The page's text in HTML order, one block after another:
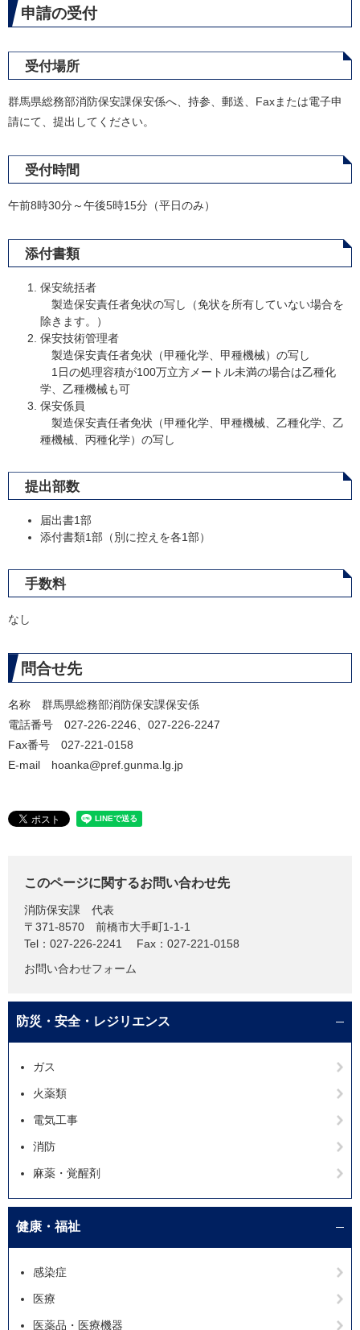
申請の受付
受付場所
群馬県総務部消防保安課保安係へ、持参、郵送、Faxまたは電子申
請にて、提出してください。
受付時間
午前8時30分～午後5時15分（平日のみ）
添付書類
保安統括者
製造保安責任者免状の写し（免状を所有していない場合を
除きます。）
保安技術管理者
製造保安責任者免状（甲種化学、甲種機械）の写し
1日の処理容積が100万立方メートル未満の場合は乙種化
学、乙種機械も可
保安係員
製造保安責任者免状（甲種化学、甲種機械、乙種化学、乙
種機械、丙種化学）の写し
提出部数
届出書1部
添付書類1部（別に控えを各1部）
手数料
なし
問合せ先
名称 群馬県総務部消防保安課保安係
電話番号 027-226-2246、027-226-2247
Fax番号 027-221-0158
E-mail hoanka@pref.gunma.lg.jp
このページに関するお問い合わせ先
消防保安課
代表
〒371-8570
前橋市大手町1-1-1
Tel：027-226-2241
Fax：027-221-0158
お問い合わせフォーム
防災・安全・レジリエンス
ガス
火薬類
電気工事
消防
麻薬・覚醒剤
健康・福祉
感染症
医療
医薬品・医療機器